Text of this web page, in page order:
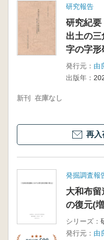
研究報告
研究紀
出土の
字の字形
発行元： 由
出版年：
新刊 在庫なし
再入
発掘調査報
大和布
の復元(
シリーズ：
発行元： 由